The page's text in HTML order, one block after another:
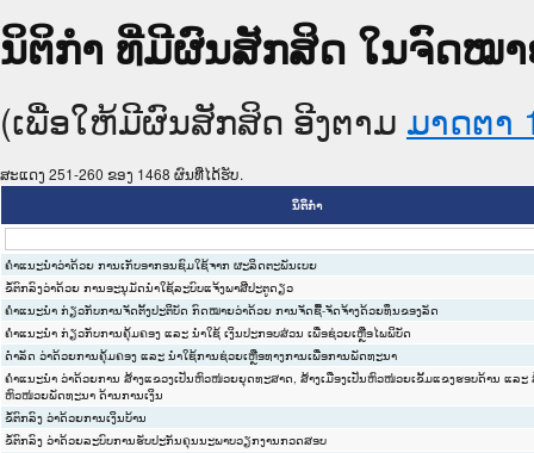
ນິຕິກໍາ ທີ່ມີຜົນສັກສິດ ໃນຈົດໝາ
(ເພື່ອໃຫ້ມີຜົນສັກສິດ ອີງຕາມ ມາດ​ຕາ
ສະແດງ 251-260 ຂອງ 1468 ຜົນທີ່ໄດ້ຮັບ.
ນິຕິກໍາ
ຄຳແນະນຳວ່າດ້ວຍ ການເກັບອາກອນຊົມໃຊ້ຈາກ ຜະລິດຕະພັນເບຍ
ຂໍ້ຕົກລົງວ່າດ້ວຍ ການອະນຸມັດນຳໃຊ້ລະບົບແຈ້ງພາສີປະຕູດຽວ
ຄຳແນະນຳ ກ່ຽວກັບການຈັດຕັ້ງປະຕິບັດ ກົດໝາຍວ່າດ້ວຍ ການຈັດຊື້-ຈັດຈ້າງດ້ວຍທຶນຂອງລັດ
ຄຳແນະນຳ ກ່ຽວກັບການຄຸ້ມຄອງ ແລະ ນຳໃຊ້ ເງິນປະກອບສ່ວນ ເພື່ອຊ່ວຍເຫຼືອໄພພິບັດ
ດຳລັດ ວ່າດ້ວຍການຄຸ້ມຄອງ ແລະ ນຳໃຊ້ການຊ່ວຍເຫຼືອທາງການເພື່ອການພັດທະນາ
ຄຳແນະນຳ ວ່າດ້ວຍການ ສ້າງແຂວງເປັນຫົວໜ່ວຍຍຸດທະສາດ, ສ້າງເມືອງເປັນຫົວໜ່ວຍເຂັ້ມແຂງຮອບດ້ານ ແລະ
ຫົວໜ່ວຍພັດທະນາ ດ້ານການເງິນ
ຂໍ້ຕົກລົງ ວ່າດ້ວຍການເງິນບ້ານ
ຂໍ້ຕົກລົງ ວ່າດ້ວຍລະບົບການຮັບປະກັນຄຸນນະພາບວຽກງານກວດສອບ